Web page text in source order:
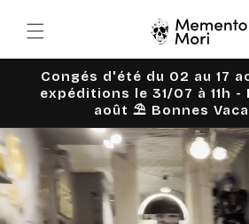
passer au
contenu
Congés d'été du 02 au 17
expéditions le 31/07 à 11h -
août ⛱️ Bonnes